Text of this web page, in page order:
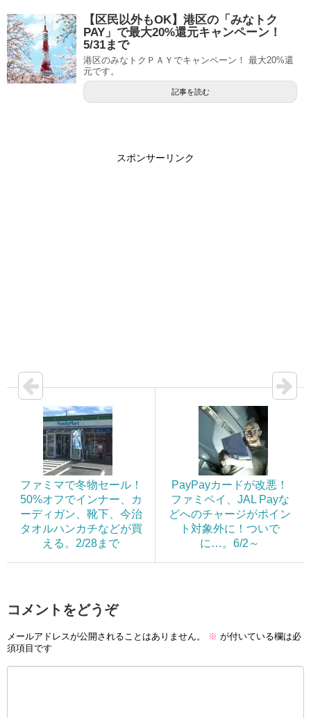
【区民以外もOK】港区の「みなトク
PAY」で最大20%還元キャンペーン！
5/31まで
港区のみなトクＰＡＹでキャンペーン！ 最大20%還
元です。
記事を読む
スポンサーリンク
ファミマで冬物セール！
50%オフでインナー、カ
ーディガン、靴下、今治
タオルハンカチなどが買
える。2/28まで
PayPayカードが改悪！
ファミペイ、JAL Payな
どへのチャージがポイン
ト対象外に！ついで
に…。6/2～
コメントをどうぞ
メールアドレスが公開されることはありません。 ※ が付いている欄は必
須項目です